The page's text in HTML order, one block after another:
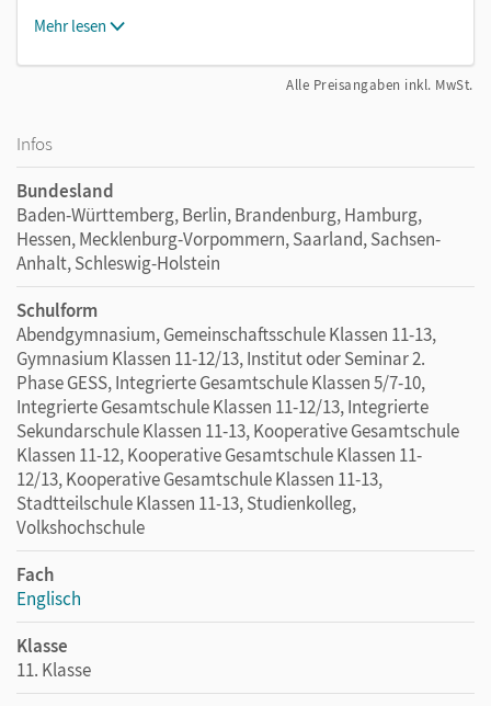
Mehr lesen
Alle Preisangaben inkl. MwSt.
Infos
Bundesland
Baden-Württemberg, Berlin, Brandenburg, Hamburg,
Hessen, Mecklenburg-Vorpommern, Saarland, Sachsen-
Anhalt, Schleswig-Holstein
Schulform
Abendgymnasium, Gemeinschaftsschule Klassen 11-13,
Gymnasium Klassen 11-12/13, Institut oder Seminar 2.
Phase GESS, Integrierte Gesamtschule Klassen 5/7-10,
Integrierte Gesamtschule Klassen 11-12/13, Integrierte
Sekundarschule Klassen 11-13, Kooperative Gesamtschule
Klassen 11-12, Kooperative Gesamtschule Klassen 11-
12/13, Kooperative Gesamtschule Klassen 11-13,
Stadtteilschule Klassen 11-13, Studienkolleg,
Volkshochschule
Fach
Englisch
Klasse
11. Klasse